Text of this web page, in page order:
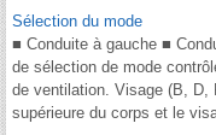
Sélection du mode
■ Conduite à gauche ■
de sélection de mode
de ventilation. Visage (B, D,
supérieure du corps et le